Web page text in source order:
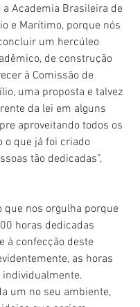
Academia Brasileira de
e Marítimo, porque nós
um hercúleo
de construção
à Comissão de
uma proposta e talvez
da lei em alguns
aproveitando todos os
o que já foi criado
tão dedicadas”,
que nos orgulha porque
horas dedicadas
à confecção deste
as horas
um no seu ambiente,